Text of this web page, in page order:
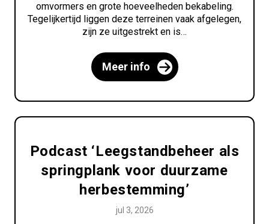
omvormers en grote hoeveelheden bekabeling.
Tegelijkertijd liggen deze terreinen vaak afgelegen,
zijn ze uitgestrekt en is…
Meer info
Podcast ‘Leegstandbeheer als
springplank voor duurzame
herbestemming’
jul 3, 2026